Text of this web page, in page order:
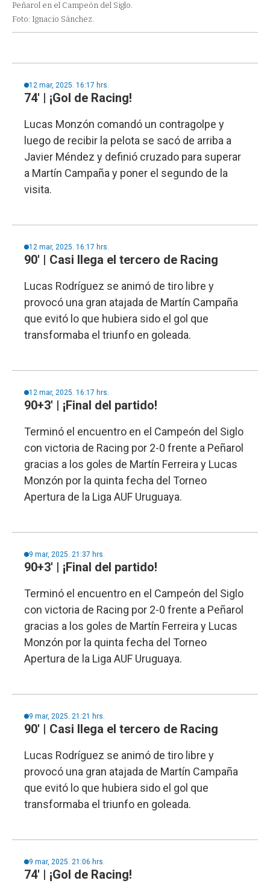
Peñarol en el Campeón del Siglo.
Foto: Ignacio Sánchez.
12 mar, 2025. 16:17 hrs.
74' | ¡Gol de Racing!
Lucas Monzón comandó un contragolpe y
luego de recibir la pelota se sacó de arriba a
Javier Méndez y definió cruzado para superar
a Martín Campaña y poner el segundo de la
visita.
12 mar, 2025. 16:17 hrs.
90' | Casi llega el tercero de Racing
Lucas Rodríguez se animó de tiro libre y
provocó una gran atajada de Martín Campaña
que evitó lo que hubiera sido el gol que
transformaba el triunfo en goleada.
12 mar, 2025. 16:17 hrs.
90+3' | ¡Final del partido!
Terminó el encuentro en el Campeón del Siglo
con victoria de Racing por 2-0 frente a Peñarol
gracias a los goles de Martín Ferreira y Lucas
Monzón por la quinta fecha del Torneo
Apertura de la Liga AUF Uruguaya.
9 mar, 2025. 21:37 hrs.
90+3' | ¡Final del partido!
Terminó el encuentro en el Campeón del Siglo
con victoria de Racing por 2-0 frente a Peñarol
gracias a los goles de Martín Ferreira y Lucas
Monzón por la quinta fecha del Torneo
Apertura de la Liga AUF Uruguaya.
9 mar, 2025. 21:21 hrs.
90' | Casi llega el tercero de Racing
Lucas Rodríguez se animó de tiro libre y
provocó una gran atajada de Martín Campaña
que evitó lo que hubiera sido el gol que
transformaba el triunfo en goleada.
9 mar, 2025. 21:06 hrs.
74' | ¡Gol de Racing!